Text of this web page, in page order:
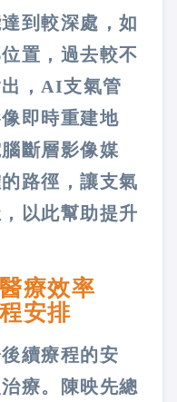
到較深處，如
置，過去較不
，AI支氣管
即時重建地
斷層影像媒
路徑，讓支氣
以此幫助提升
醫療效率
安排
續療程的安
療。陳映先總